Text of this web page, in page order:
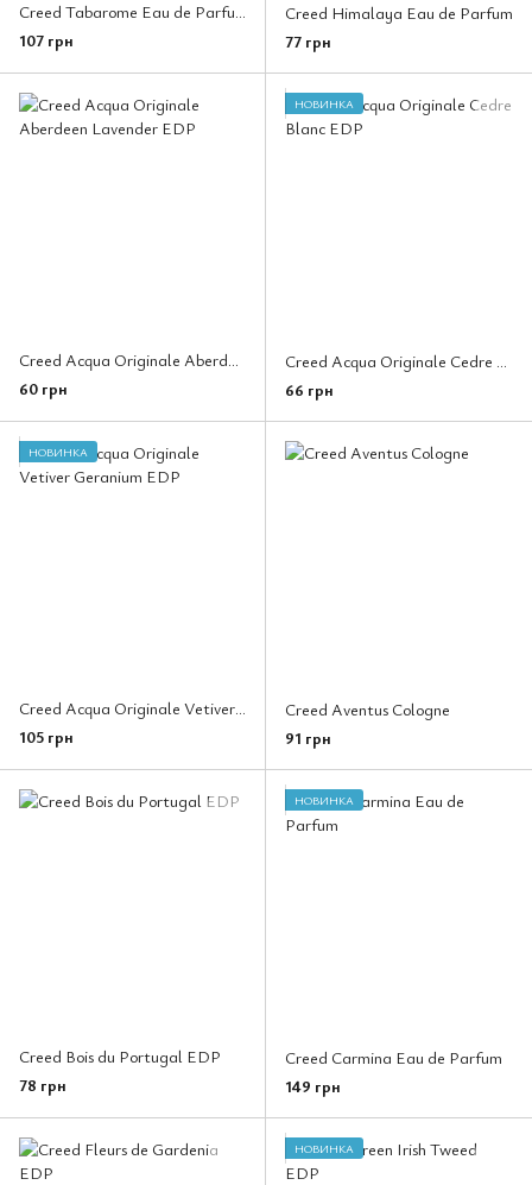
Creed Tabarome Eau de Parfum
107 грн
Creed Himalaya Eau de Parfum
77 грн
Creed Acqua Originale Aberdeen Lavender EDP
60 грн
НОВИНКА
Creed Acqua Originale Cedre Blanc EDP
66 грн
НОВИНКА
Creed Acqua Originale Vetiver Geranium EDP
105 грн
Creed Aventus Cologne
91 грн
Creed Bois du Portugal EDP
78 грн
НОВИНКА
Creed Carmina Eau de Parfum
149 грн
НОВИНКА